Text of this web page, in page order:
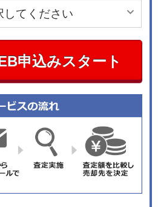
申込みスタート